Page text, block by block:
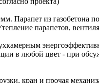
Парапет из газобетона
парапетов,
в любой цвет - при
кран и прочая